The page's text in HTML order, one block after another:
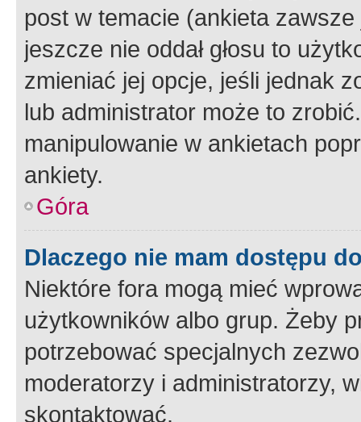
post w temacie (ankieta
jeszcze nie oddał głosu to
zmieniać jej opcje, jeśli jednak
lub administrator może to
manipulowanie w ankietach
ankiety.
Góra
Dlaczego nie mam dostępu
Niektóre fora mogą mieć
użytkowników albo grup. Żeby
potrzebować specjalnych
moderatorzy i administratorzy,
skontaktować.